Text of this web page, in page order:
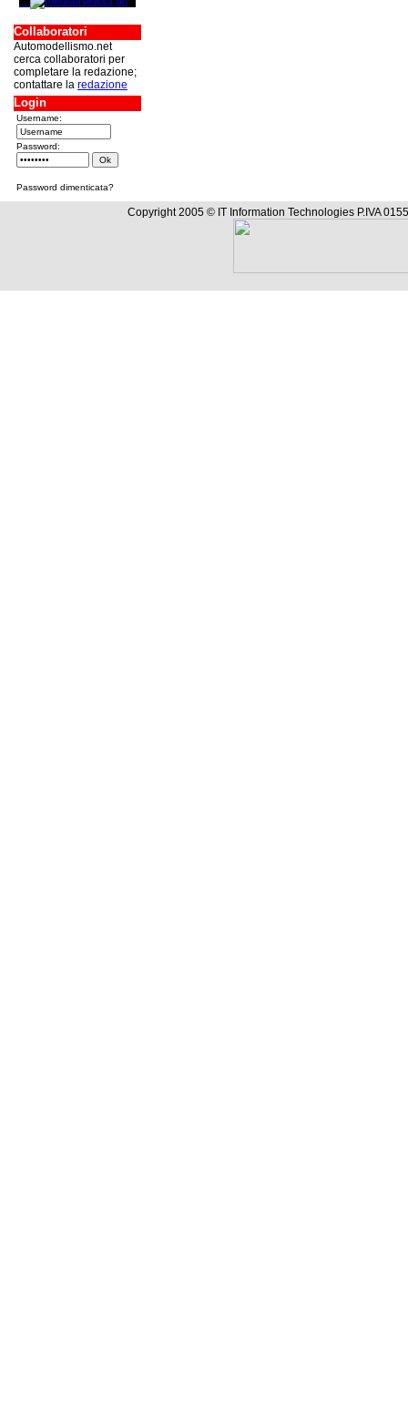
Collaboratori
Automodellismo.net
cerca collaboratori per
completare la redazione;
contattare la redazione
Login
Username:
Password:
Password dimenticata?
Copyright 2005 © IT Information Technologies P.IVA